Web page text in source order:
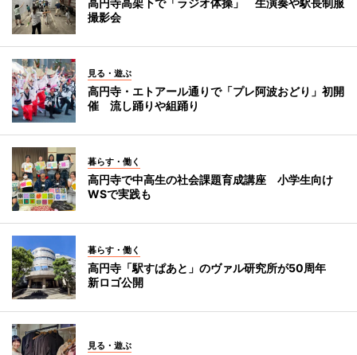
撮影会
見る・遊ぶ
高円寺・エトアール通りで「プレ阿波おどり」初開
催 流し踊りや組踊り
暮らす・働く
高円寺で中高生の社会課題育成講座 小学生向け
WSで実践も
暮らす・働く
高円寺「駅すぱあと」のヴァル研究所が50周年
新ロゴ公開
見る・遊ぶ